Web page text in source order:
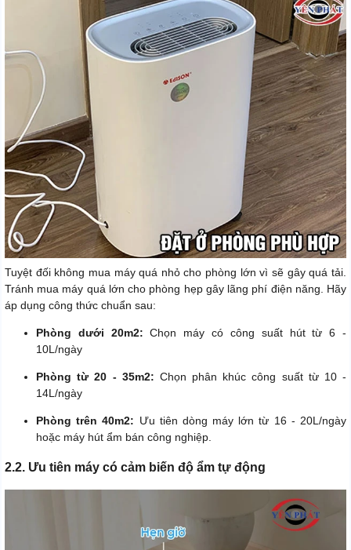
Tuyệt đối không mua máy quá nhỏ cho phòng lớn vì sẽ gây quá tải.
Tránh mua máy quá lớn cho phòng hẹp gây lãng phí điện năng. Hãy
áp dụng công thức chuẩn sau:
Phòng dưới 20m2: Chọn máy có công suất hút từ 6 -
10L/ngày
Phòng từ 20 - 35m2: Chọn phân khúc công suất từ 10 -
14L/ngày
Phòng trên 40m2: Ưu tiên dòng máy lớn từ 16 - 20L/ngày
hoặc máy hút ẩm bán công nghiệp.
2.2. Ưu tiên máy có cảm biến độ ẩm tự động